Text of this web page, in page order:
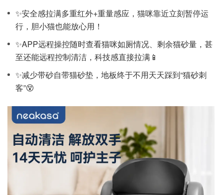
✨安全感拉满多重红外+重量感应，猫咪靠近立刻暂停运
行，胆小猫也能放心用！
✨APP远程操控随时查看猫咪如厕情况、剩余猫砂量，甚
至还能远程控制清洁，科技感直接拉满📱
✨减少带砂自带猫砂垫，地板终于不用天天踩到“猫砂刺
客”😵